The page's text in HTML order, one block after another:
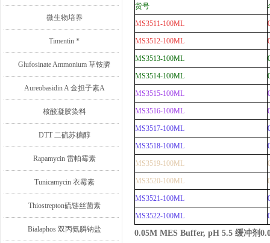
微生物培养
Timentin *
Glufosinate Ammonium 草铵膦
Aureobasidin A 金担子素A
核酸凝胶染料
DTT 二硫苏糖醇
Rapamycin 雷帕霉素
Tunicamycin 衣霉素
Thiostrepton硫链丝菌素
Bialaphos 双丙氨膦钠盐
货号
MS3511-100ML
MS3512-100ML
MS3513-100ML
MS3514-100ML
MS3515-100ML
MS3516-100ML
MS3517-100ML
MS3518-100ML
MS3519-100ML
MS3520-100ML
MS3521-100ML
MS3522-100ML
0.05M MES Buffer, pH 5.5 缓冲剂